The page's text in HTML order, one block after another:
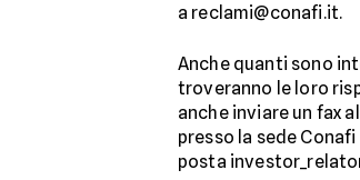
a reclami@conafi.it.
Anche quanti sono
troveranno le loro
anche inviare un fax
presso la sede
posta